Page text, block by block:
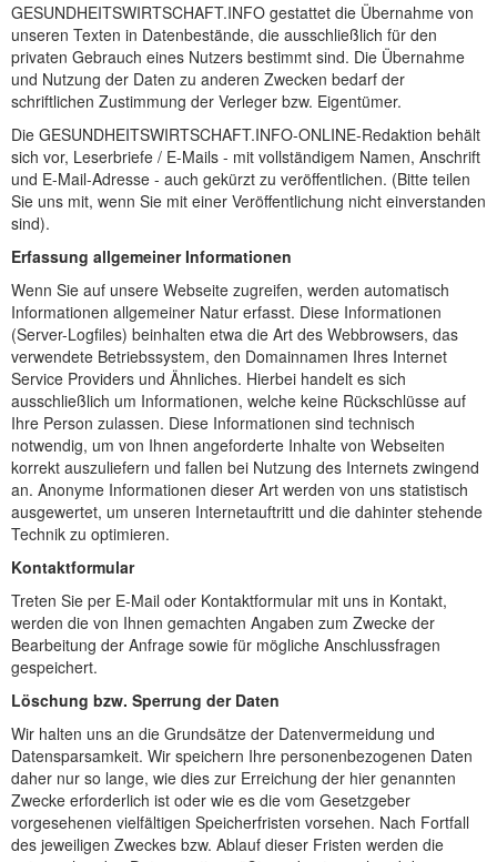
GESUNDHEITSWIRTSCHAFT.INFO gestattet die Übernahme von
unseren Texten in Datenbestände, die ausschließlich für den
privaten Gebrauch eines Nutzers bestimmt sind. Die Übernahme
und Nutzung der Daten zu anderen Zwecken bedarf der
schriftlichen Zustimmung der Verleger bzw. Eigentümer.
Die GESUNDHEITSWIRTSCHAFT.INFO-ONLINE-Redaktion behält
sich vor, Leserbriefe / E-Mails - mit vollständigem Namen, Anschrift
und E-Mail-Adresse - auch gekürzt zu veröffentlichen. (Bitte teilen
Sie uns mit, wenn Sie mit einer Veröffentlichung nicht einverstanden
sind).
Erfassung allgemeiner Informationen
Wenn Sie auf unsere Webseite zugreifen, werden automatisch
Informationen allgemeiner Natur erfasst. Diese Informationen
(Server-Logfiles) beinhalten etwa die Art des Webbrowsers, das
verwendete Betriebssystem, den Domainnamen Ihres Internet
Service Providers und Ähnliches. Hierbei handelt es sich
ausschließlich um Informationen, welche keine Rückschlüsse auf
Ihre Person zulassen. Diese Informationen sind technisch
notwendig, um von Ihnen angeforderte Inhalte von Webseiten
korrekt auszuliefern und fallen bei Nutzung des Internets zwingend
an. Anonyme Informationen dieser Art werden von uns statistisch
ausgewertet, um unseren Internetauftritt und die dahinter stehende
Technik zu optimieren.
Kontaktformular
Treten Sie per E-Mail oder Kontaktformular mit uns in Kontakt,
werden die von Ihnen gemachten Angaben zum Zwecke der
Bearbeitung der Anfrage sowie für mögliche Anschlussfragen
gespeichert.
Löschung bzw. Sperrung der Daten
Wir halten uns an die Grundsätze der Datenvermeidung und
Datensparsamkeit. Wir speichern Ihre personenbezogenen Daten
daher nur so lange, wie dies zur Erreichung der hier genannten
Zwecke erforderlich ist oder wie es die vom Gesetzgeber
vorgesehenen vielfältigen Speicherfristen vorsehen. Nach Fortfall
des jeweiligen Zweckes bzw. Ablauf dieser Fristen werden die